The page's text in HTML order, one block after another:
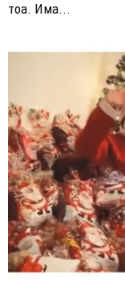
тоа. Има...